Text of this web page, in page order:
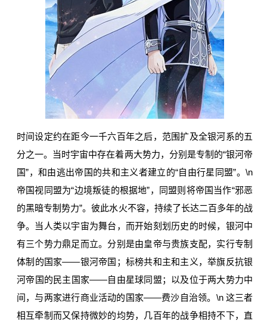
时间设定约在距今一千六百年之后，范围扩及全银河系的五
分之一。当时宇宙中存在着两大势力，分别是专制的“银河帝
国”，和由逃出帝国的共和主义者建立的“自由行星同盟”。\n
帝国视同盟为“边境叛徒的根据地”，同盟则将帝国当作“邪恶
的黑暗专制势力”。彼此水火不容，持续了长达二百多年的战
争。当人类以宇宙为舞台，而开始刻划历史的时候，银河中
有三个势力鼎足而立。分别是由皇帝与贵族支配，实行专制
体制的国家——银河帝国；标榜共和主和主义，举旗反抗银
河帝国的民主国家——自由星球同盟；以及位于两大势力中
间，与两家进行商业活动的国家——费沙自治领。\n 这三者
相互牵制而又保持微妙的均势，几百年的战争相持不下，直